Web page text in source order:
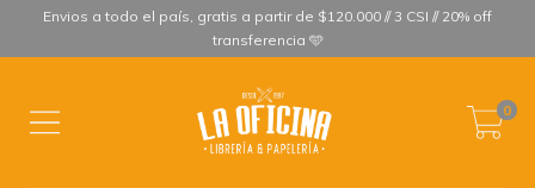
Envios a todo el país, gratis a partir de $120.000 // 3 CSI // 20% off
transferencia 🩵
0